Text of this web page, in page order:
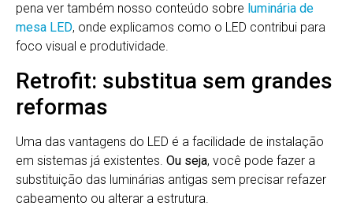
pena ver também nosso conteúdo sobre luminária de
mesa LED, onde explicamos como o LED contribui para
foco visual e produtividade.
Retrofit: substitua sem grandes
reformas
Uma das vantagens do LED é a facilidade de instalação
em sistemas já existentes. Ou seja, você pode fazer a
substituição das luminárias antigas sem precisar refazer
cabeamento ou alterar a estrutura.